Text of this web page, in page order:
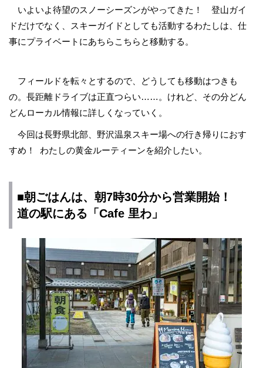
いよいよ待望のスノーシーズンがやってきた！ 登山ガイ
ドだけでなく、スキーガイドとしても活動するわたしは、仕
事にプライベートにあちらこちらと移動する。
フィールドを転々とするので、どうしても移動はつきも
の。長距離ドライブは正直つらい……。けれど、その分どん
どんローカル情報に詳しくなっていく。
今回は長野県北部、野沢温泉スキー場への行き帰りにおす
すめ！ わたしの黄金ルーティーンを紹介したい。
■朝ごはんは、朝7時30分から営業開始！
道の駅にある「Cafe 里わ」